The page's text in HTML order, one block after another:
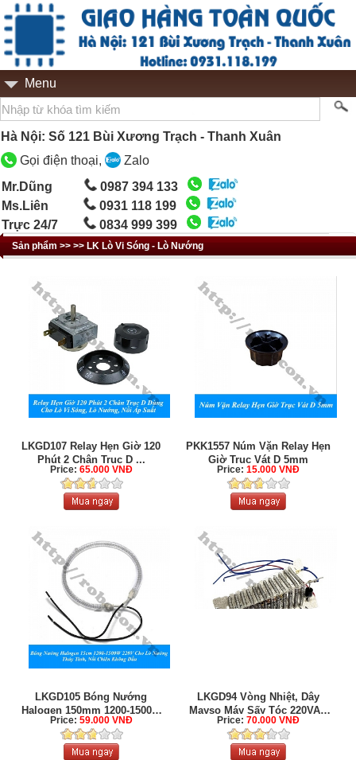
Menu
Hà Nội: Số 121 Bùi Xương Trạch - Thanh Xuân
Gọi điện thoại,
Zalo
Mr.Dũng
0987 394 133
Ms.Liên
0931 118 199
Trực 24/7
0834 999 399
Sản phẩm >> >> LK Lò Vi Sóng - Lò Nướng
LKGD107 Relay Hẹn Giờ 120
Phút 2 Chân Trục D ...
Price: 65.000 VNĐ
PKK1557 Núm Vặn Relay Hẹn
Giờ Trục Vát D 5mm
Price: 15.000 VNĐ
LKGD105 Bóng Nướng
Halogen 150mm 1200-1500W
220V Cho Lò Nướng ...
Price: 59.000 VNĐ
LKGD94 Vòng Nhiệt, Dây
Mayso Máy Sấy Tóc 220VAC
2100w ...
Price: 70.000 VNĐ